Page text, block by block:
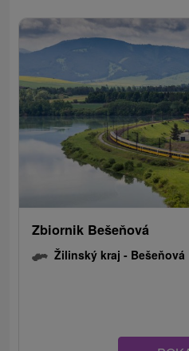
Zbiornik Bešeňová
Žilinský kraj - Bešeňová